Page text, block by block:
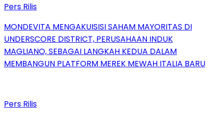
Pers Rilis
MONDEVITA MENGAKUISISI SAHAM MAYORITAS DI
UNDERSCORE DISTRICT, PERUSAHAAN INDUK
MAGLIANO, SEBAGAI LANGKAH KEDUA DALAM
MEMBANGUN PLATFORM MEREK MEWAH ITALIA BARU
Pers Rilis